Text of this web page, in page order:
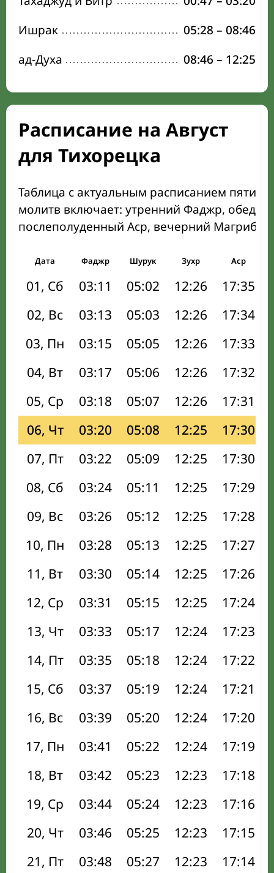
Ишрак
05:28 – 08:46
ад-Духа
08:46 – 12:25
Расписание на Август
для Тихорецка
Таблица с актуальным расписанием пяти
молитв включает: утренний Фаджр,
послеполуденный Аср, вечерний Магриб
Дата Фаджр Шурук Зухр Аср
01, Сб 03:11 05:02 12:26 17:35
02, Вс
03:13 05:03 12:26 17:34
03, Пн
03:15 05:05 12:26 17:33
04, Вт
03:17 05:06 12:26 17:32
05, Ср
03:18 05:07 12:26 17:31
06, Чт
03:20 05:08 12:25 17:30
07, Пт
03:22 05:09 12:25 17:30
08, Сб
03:24 05:11 12:25 17:29
09, Вс
03:26 05:12 12:25 17:28
10, Пн
03:28 05:13 12:25 17:27
11, Вт
03:30 05:14 12:25 17:26
12, Ср
03:31 05:15 12:25 17:24
13, Чт
03:33 05:17 12:24 17:23
14, Пт
03:35 05:18 12:24 17:22
15, Сб
03:37 05:19 12:24 17:21
16, Вс
03:39 05:20 12:24 17:20
17, Пн
03:41 05:22 12:24 17:19
18, Вт
03:42 05:23 12:23 17:18
19, Ср
03:44 05:24 12:23 17:16
20, Чт
03:46 05:25 12:23 17:15
21, Пт
03:48 05:27 12:23 17:14